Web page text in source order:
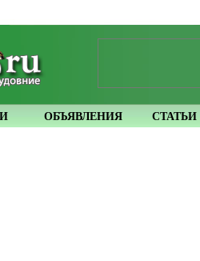
ОБЪЯВЛЕНИЯ СТАТЬИ